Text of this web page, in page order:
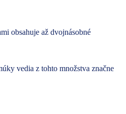
obsahuje až dvojnásobné
vedia z tohto množstva značne